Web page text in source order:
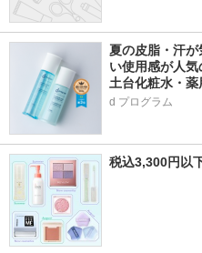
夏の皮脂・汗が
い使用感が人
土台化粧水・薬
d プログラム
税込3,300円以